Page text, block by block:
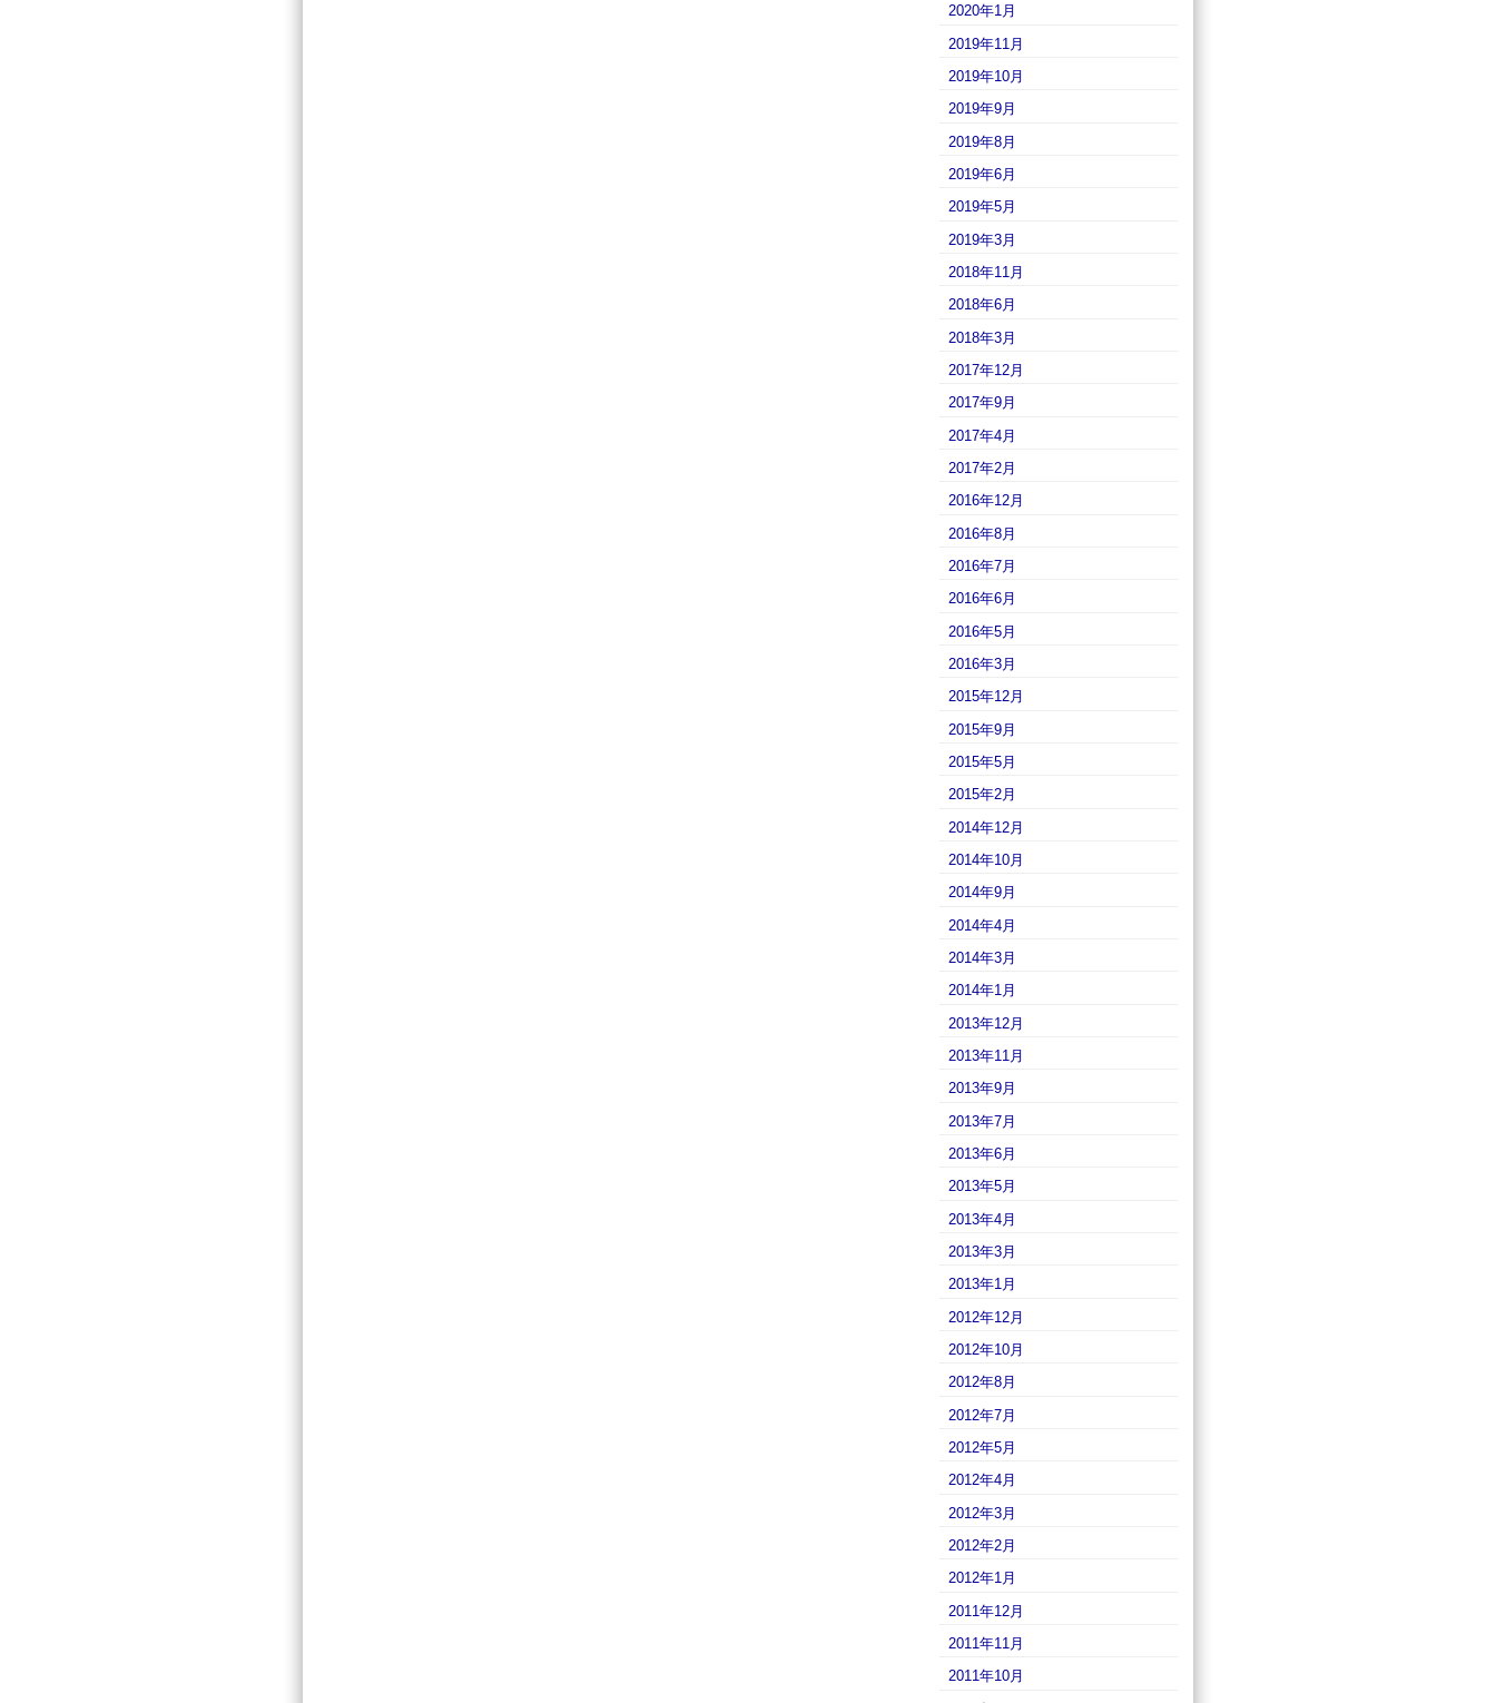
2020年1月
2019年11月
2019年10月
2019年9月
2019年8月
2019年6月
2019年5月
2019年3月
2018年11月
2018年6月
2018年3月
2017年12月
2017年9月
2017年4月
2017年2月
2016年12月
2016年8月
2016年7月
2016年6月
2016年5月
2016年3月
2015年12月
2015年9月
2015年5月
2015年2月
2014年12月
2014年10月
2014年9月
2014年4月
2014年3月
2014年1月
2013年12月
2013年11月
2013年9月
2013年7月
2013年6月
2013年5月
2013年4月
2013年3月
2013年1月
2012年12月
2012年10月
2012年8月
2012年7月
2012年5月
2012年4月
2012年3月
2012年2月
2012年1月
2011年12月
2011年11月
2011年10月